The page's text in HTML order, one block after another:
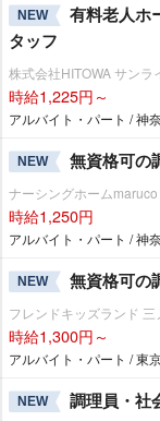
NEW
有料老人ホ
タッフ
株式会社HITOWA サン
時給1,225円～
アルバイト・パート / 神
NEW 無資格可の
ナーシングホームmaruco
時給1,250円
アルバイト・パート / 神
NEW 無資格可の
フレンドキッズランド 三
時給1,300円～
アルバイト・パート / 東
NEW 調理員・社